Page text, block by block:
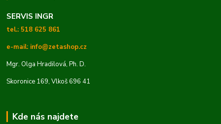
SERVIS INGR
tel.: 518 625 861
e-mail: info@zetashop.cz
Mgr. Olga Hradilová, Ph. D.
Skoronice 169, Vlkoš 696 41
Kde nás najdete